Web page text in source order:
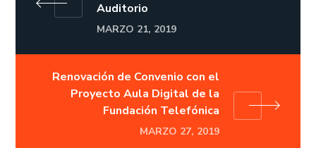
Auditorio
MARZO 21, 2019
Renovación de Convenio con el
Proyecto Aula Digital de la
Fundación Telefónica
MARZO 27, 2019